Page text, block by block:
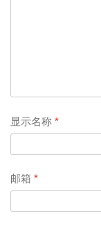
显示名称 *
邮箱 *